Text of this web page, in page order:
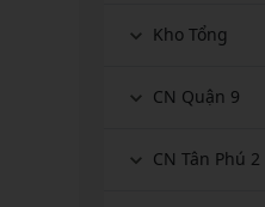
Phụ Kiện Máy Đan
Kho Tổng
CN Quận 9
CN Tân Phú 2